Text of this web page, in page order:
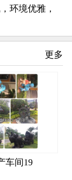
环境优雅，
更多
车间19